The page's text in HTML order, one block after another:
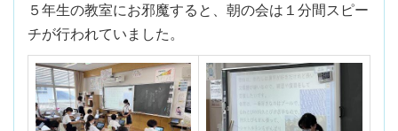
５年生の教室にお邪魔すると、朝の会は１分間スピー
チが行われていました。